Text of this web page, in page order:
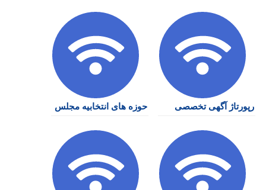
رپورتاژ آگهی تخصصی حوزه های انتخابیه مجلس